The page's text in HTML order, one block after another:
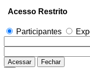
Acesso Restrito
Participantes
Acessar
Fechar